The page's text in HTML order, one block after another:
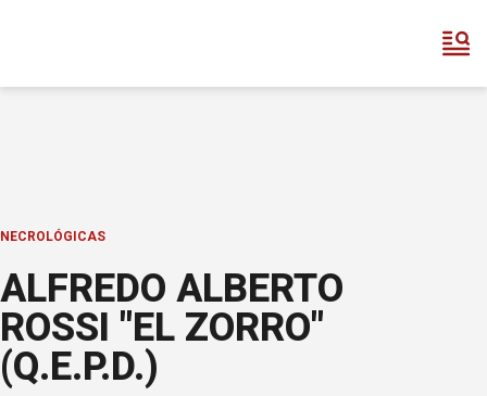
NECROLÓGICAS
ALFREDO ALBERTO
ROSSI "EL ZORRO"
(Q.E.P.D.)